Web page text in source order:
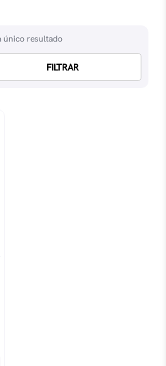
único resultado
FILTRAR